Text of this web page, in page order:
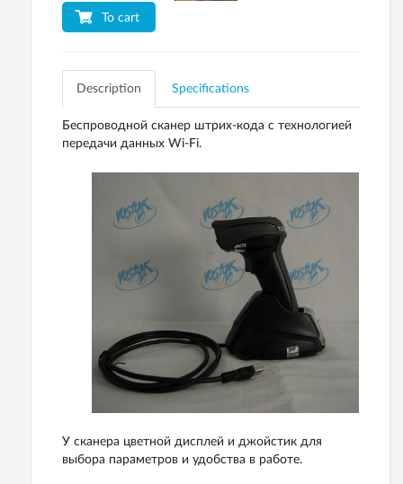
To cart
Description Specifications
Беспроводной сканер штрих-кода с технологией
передачи данных Wi-Fi.
У сканера цветной дисплей и джойстик для
выбора параметров и удобства в работе.